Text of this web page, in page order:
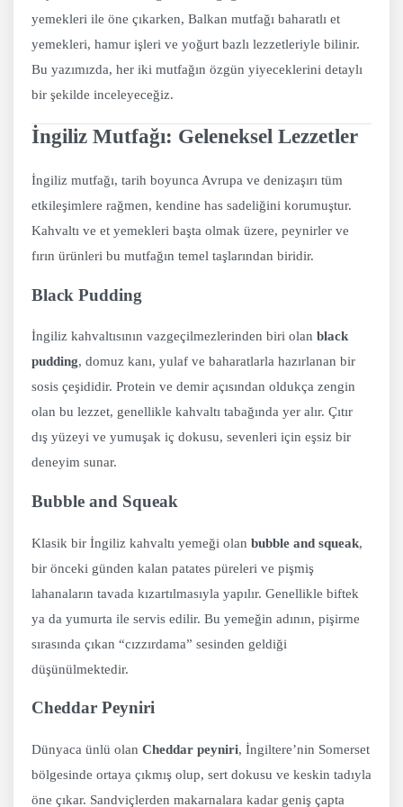
yemekleri ile öne çıkarken, Balkan mutfağı baharatlı et
yemekleri, hamur işleri ve yoğurt bazlı lezzetleriyle bilinir.
Bu yazımızda, her iki mutfağın özgün yiyeceklerini detaylı
bir şekilde inceleyeceğiz.
İngiliz Mutfağı: Geleneksel Lezzetler
İngiliz mutfağı, tarih boyunca Avrupa ve denizaşırı tüm
etkileşimlere rağmen, kendine has sadeliğini korumuştur.
Kahvaltı ve et yemekleri başta olmak üzere, peynirler ve
fırın ürünleri bu mutfağın temel taşlarından biridir.
Black Pudding
İngiliz kahvaltısının vazgeçilmezlerinden biri olan black
pudding, domuz kanı, yulaf ve baharatlarla hazırlanan bir
sosis çeşididir. Protein ve demir açısından oldukça zengin
olan bu lezzet, genellikle kahvaltı tabağında yer alır. Çıtır
dış yüzeyi ve yumuşak iç dokusu, sevenleri için eşsiz bir
deneyim sunar.
Bubble and Squeak
Klasik bir İngiliz kahvaltı yemeği olan bubble and squeak,
bir önceki günden kalan patates püreleri ve pişmiş
lahanaların tavada kızartılmasıyla yapılır. Genellikle biftek
ya da yumurta ile servis edilir. Bu yemeğin adının, pişirme
sırasında çıkan “cızzırdama” sesinden geldiği
düşünülmektedir.
Cheddar Peyniri
Dünyaca ünlü olan Cheddar peyniri, İngiltere’nin Somerset
bölgesinde ortaya çıkmış olup, sert dokusu ve keskin tadıyla
öne çıkar. Sandviçlerden makarnalara kadar geniş çapta